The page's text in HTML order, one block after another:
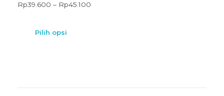
Rp39.600 – Rp45.100
Pilih opsi